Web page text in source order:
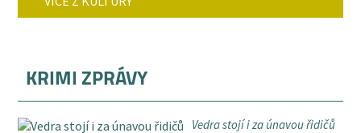
KRIMI ZPRÁVY
Vedra stojí i za únavou řidičů